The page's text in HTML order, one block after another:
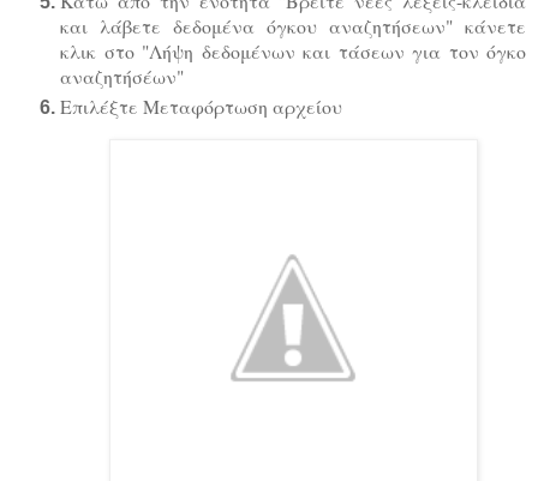
και λάβετε δεδομένα όγκου αναζητήσεων" κάνετε
κλικ στο "Λήψη δεδομένων και τάσεων για τον όγκο
αναζητήσέων"
Επιλέξτε Μεταφόρτωση αρχείου